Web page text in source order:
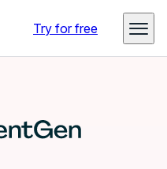
Try for free